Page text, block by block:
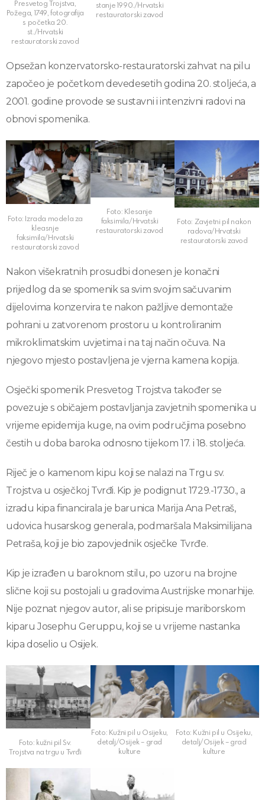
Presvetog Trojstva,
Požega, 1749, fotografija
s početka 20.
st./Hrvatski
restauratorski zavod
stanje 1990./Hrvatski
restauratorski zavod
Opsežan konzervatorsko-restauratorski zahvat na pilu
započeo je početkom devedesetih godina 20. stoljeća, a
2001. godine provode se sustavni i intenzivni radovi na
obnovi spomenika.
Foto: Izrada modela za
kleasnje
faksimila/Hrvatski
restauratorski zavod
Foto: Klesanje
faksimila/Hrvatski
restauratorski zavod
Foto: Zavjetni pil nakon
radova/Hrvatski
restauratorski zavod
Nakon višekratnih prosudbi donesen je konačni
prijedlog da se spomenik sa svim svojim sačuvanim
dijelovima konzervira te nakon pažljive demontaže
pohrani u zatvorenom prostoru u kontroliranim
mikroklimatskim uvjetima i na taj način očuva. Na
njegovo mjesto postavljena je vjerna kamena kopija.
Osječki spomenik Presvetog Trojstva također se
povezuje s običajem postavljanja zavjetnih spomenika u
vrijeme epidemija kuge, na ovim područjima posebno
čestih u doba baroka odnosno tijekom 17. i 18. stoljeća.
Riječ je o kamenom kipu koji se nalazi na Trgu sv.
Trojstva u osječkoj Tvrđi. Kip je podignut 1729.-1730., a
izradu kipa financirala je barunica Marija Ana Petraš,
udovica husarskog generala, podmaršala Maksimilijana
Petraša, koji je bio zapovjednik osječke Tvrđe.
Kip je izrađen u baroknom stilu, po uzoru na brojne
slične koji su postojali u gradovima Austrijske monarhije.
Nije poznat njegov autor, ali se pripisuje mariborskom
kiparu Josephu Geruppu, koji se u vrijeme nastanka
kipa doselio u Osijek.
Foto: kužni pil Sv.
Trojstva na trgu u Tvrđi
Foto: Kužni pil u Osijeku,
detalj/Osijek – grad
kulture
Foto: Kužni pil u Osijeku,
detalj/Osijek – grad
kulture